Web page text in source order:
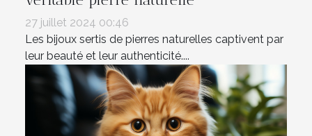
27 juillet 2024 00:46
Les bijoux sertis de pierres naturelles captivent par
leur beauté et leur authenticité....